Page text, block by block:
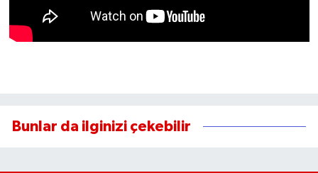
Bunlar da ilginizi çekebilir